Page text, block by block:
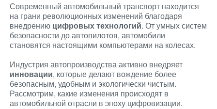
Современный автомобильный транспорт находится
на грани революционных изменений благодаря
внедрению цифровых технологий. От умных систем
безопасности до автопилотов, автомобили
становятся настоящими компьютерами на колесах.
Индустрия автопроизводства активно внедряет
инновации, которые делают вождение более
безопасным, удобным и экологически чистым.
Рассмотрим, какие изменения происходят в
автомобильной отрасли в эпоху цифровизации.